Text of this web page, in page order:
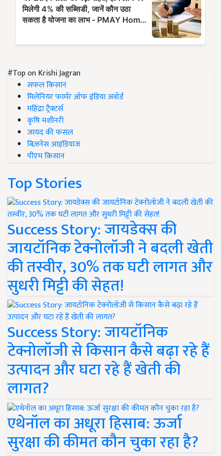
#Top on Krishi Jagran
सफल किसान
मिलेनियर फार्मर ऑफ इंडिया अवॉर्ड
महिंद्रा ट्रैक्टर्स
कृषि मशीनरी
जायद की फसल
बिज़नेस आइडियाज
पीएम किसान
Top Stories
Success Story: जायडेक्स की
जायटॉनिक टेक्नोलॉजी ने बदली खेती
की तस्वीर, 30% तक घटी लागत और
सुधरी मिट्टी की सेहत!
Success Story: जायटॉनिक
टेक्नोलॉजी से किसान कैसे बढ़ा रहे हैं
उत्पादन और घटा रहे हैं खेती की
लागत?
एथेनॉल का अधूरा हिसाब: ऊर्जा
सुरक्षा की कीमत कौन चुका रहा है?